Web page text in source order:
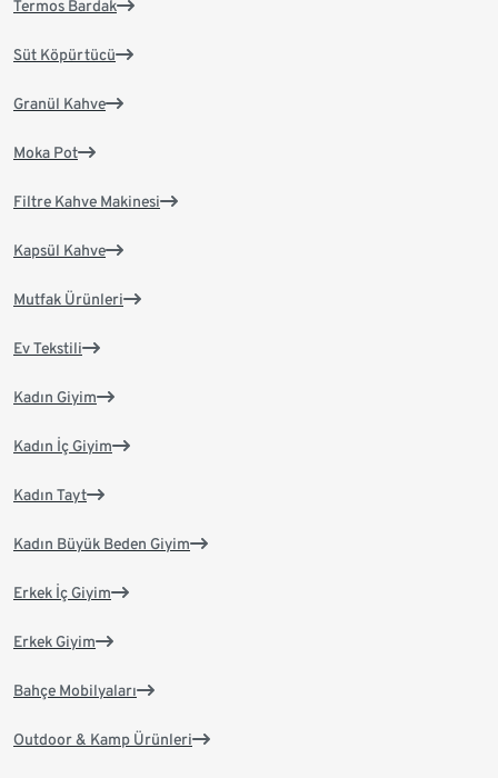
Termos Bardak
Süt Köpürtücü
Granül Kahve
Moka Pot
Filtre Kahve Makinesi
Kapsül Kahve
Mutfak Ürünleri
Ev Tekstili
Kadın Giyim
Kadın İç Giyim
Kadın Tayt
Kadın Büyük Beden Giyim
Erkek İç Giyim
Erkek Giyim
Bahçe Mobilyaları
Outdoor & Kamp Ürünleri